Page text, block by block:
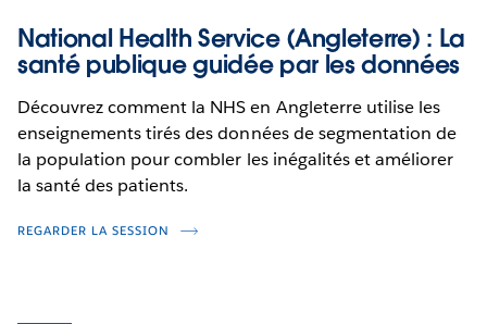
National Health Service (Angleterre) : La
santé publique guidée par les données
Découvrez comment la NHS en Angleterre utilise les
enseignements tirés des données de segmentation de
la population pour combler les inégalités et améliorer
la santé des patients.
REGARDER LA SESSION